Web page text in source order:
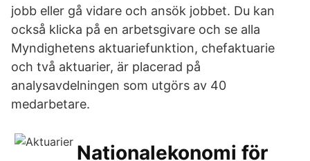
jobb eller gå vidare och ansök jobbet. Du kan
också klicka på en arbetsgivare och se alla
Myndighetens aktuariefunktion, chefaktuarie
och två aktuarier, är placerad på
analysavdelningen som utgörs av 40
medarbetare.
Nationalekonomi för